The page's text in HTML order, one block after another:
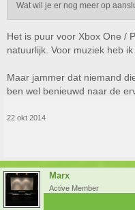
Wat wil je er nog meer op
Het is puur voor Xbox One /
natuurlijk. Voor muziek heb
Maar jammer dat niemand
ben wel benieuwd naar de
22 okt 2014
Marx
Active Member